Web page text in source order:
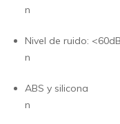
n
Nivel de ruido: <60dB
n
ABS y silicona
n